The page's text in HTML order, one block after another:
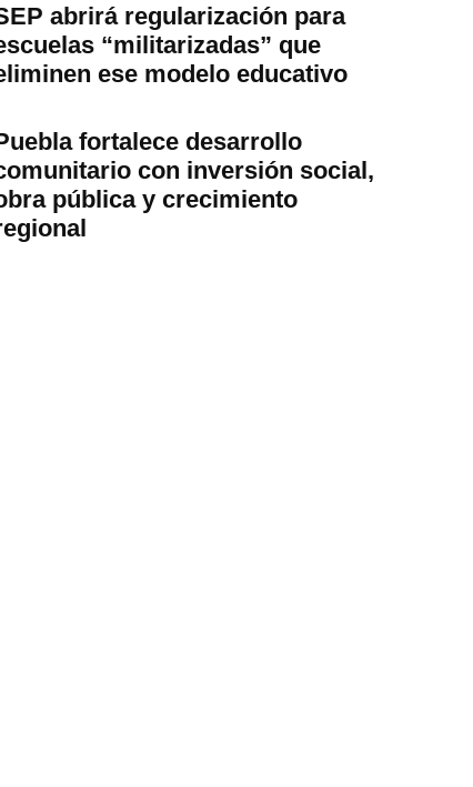
abrirá regularización para
“militarizadas” que
ese modelo educativo
fortalece desarrollo
con inversión social,
pública y crecimiento